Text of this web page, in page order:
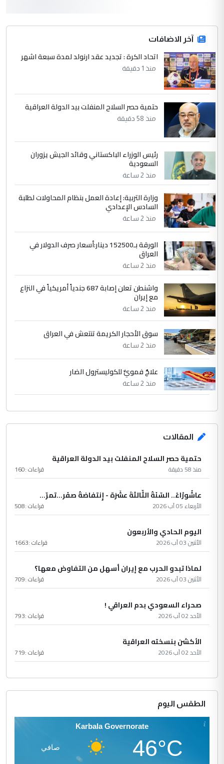
جنسية الرافد الثالث للعراق ومن اصول عريقة
ابا فرات ...
الموضوع :
الجواهري يرد على صدام حسين سل
مضجعيك يابن الزنا (نص كامل)
4 سردار
التعليق : واحد من عصابة علي ماما يسقط
جنسية الرافد الثالث للعراق ومن اصول عريقة
ابا فرات ...
الموضوع :
الجواهري يرد على صدام حسين سل
مضجعيك يابن الزنا (نص كامل)
التعليق : تحياتي لك استاذ حامدتركان. كلام
دقيق ومسؤول؛ فالاستثمار الحقيقي للإنسان
وثروات البلد يعتمد على الكفاءة ...
الموضوع :
بين الإهمال واغتصاب الأرض.. بلاد
الرافدين تعاني الجفاف والتصحر!!
آخر الاضافات
اتحاد الكرة : تجديد عقد ارنولد لمدة سبعة اشهر
منذ 1 دقيقة
حتمية حصر السلاح المنفلت بيد الدولة العراقية
منذ 58 دقيقة
رئيس الوزراء الباكستاني وقائد الجيش يزوران
السعودية
منذ 2 ساعة
وزارة التربية: إعادة العمل بنظام المحاولات لطلبة
السادس الإعدادي
منذ 2 ساعة
الورقة بـ152500 دينار:أسعار صرف الدولار في
العراق
منذ 2 ساعة
واشنطن تعلن إصابة 687 جندياً أمريكياً في النزاع
مع إيران
منذ 2 ساعة
سوق الأحجار الكريمة تنتعش في العراق
منذ 2 ساعة
علاجٌ فمويٌّ للكوليسترول الضار
منذ 2 ساعة
المقالات
حتمية حصر السلاح المنفلت بيد الدولة العراقية
منذ 58 دقيقة قراءات :160
عاشُورْاءُ.. السّنَةُ الثّالثةَ عشَرَة - إِنتفاضةُ صفَر…تمرّ...
الأربعاء 05 آب 2026 قراءات :508
اليوم الحادي والأربعون
الأثنين 03 آب 2026 قراءات :1663
لماذا تبدو الحرب مع إيران أسهل من التفاوض معها؟
الأثنين 03 آب 2026 قراءات :709
صحراء السعودي بدم العراقي !
الأحد 02 آب 2026 قراءات :793
الأكشن بنسخته العراقية
الأحد 02 آب 2026 قراءات :719
الطقس اليوم
Karbala Governorate
46°C صافي